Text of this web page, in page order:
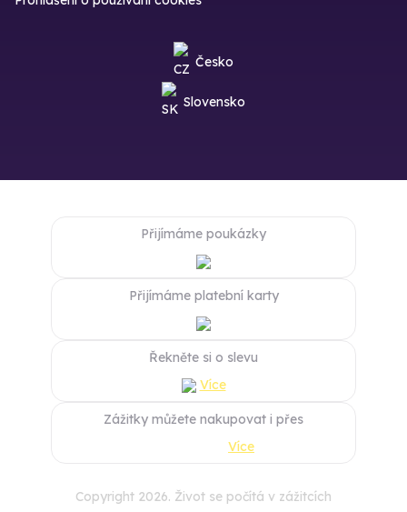
Česko
Slovensko
Přijímáme poukázky
Přijímáme platební karty
Řekněte si o slevu
Více
Zážitky můžete nakupovat i přes
Více
Copyright 2026. Život se počítá v zážitcích